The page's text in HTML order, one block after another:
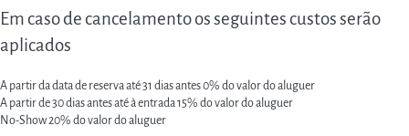
Em caso de cancelamento os seguintes custos serão
aplicados
A partir da data de reserva até 31 dias antes0% do valor do aluguer
A partir de 30 dias antes até à entrada15% do valor do aluguer
No-Show20% do valor do aluguer